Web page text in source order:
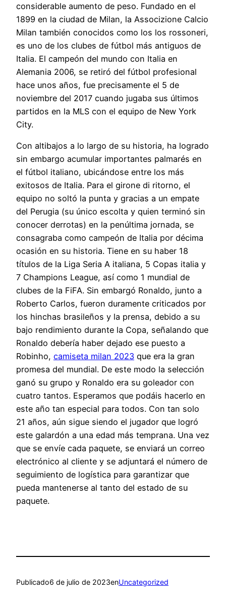
considerable aumento de peso. Fundado en el
1899 en la ciudad de Milan, la Associzione Calcio
Milan también conocidos como los los rossoneri,
es uno de los clubes de fútbol más antiguos de
Italia. El campeón del mundo con Italia en
Alemania 2006, se retiró del fútbol profesional
hace unos años, fue precisamente el 5 de
noviembre del 2017 cuando jugaba sus últimos
partidos en la MLS con el equipo de New York
City.
Con altibajos a lo largo de su historia, ha logrado
sin embargo acumular importantes palmarés en
el fútbol italiano, ubicándose entre los más
exitosos de Italia. Para el girone di ritorno, el
equipo no soltó la punta y gracias a un empate
del Perugia (su único escolta y quien terminó sin
conocer derrotas) en la penúltima jornada, se
consagraba como campeón de Italia por décima
ocasión en su historia. Tiene en su haber 18
títulos de la Liga Seria A italiana, 5 Copas italia y
7 Champions League, así como 1 mundial de
clubes de la FiFA. Sin embargó Ronaldo, junto a
Roberto Carlos, fueron duramente criticados por
los hinchas brasileños y la prensa, debido a su
bajo rendimiento durante la Copa, señalando que
Ronaldo debería haber dejado ese puesto a
Robinho, camiseta milan 2023 que era la gran
promesa del mundial. De este modo la selección
ganó su grupo y Ronaldo era su goleador con
cuatro tantos. Esperamos que podáis hacerlo en
este año tan especial para todos. Con tan solo
21 años, aún sigue siendo el jugador que logró
este galardón a una edad más temprana. Una vez
que se envíe cada paquete, se enviará un correo
electrónico al cliente y se adjuntará el número de
seguimiento de logística para garantizar que
pueda mantenerse al tanto del estado de su
paquete.
Publicado6 de julio de 2023enUncategorized